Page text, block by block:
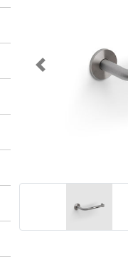
Previous